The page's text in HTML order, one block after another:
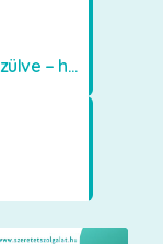
A hőségriadóra felkészülve – hűsítő fejlesztések a Szent Lajos Otthonban